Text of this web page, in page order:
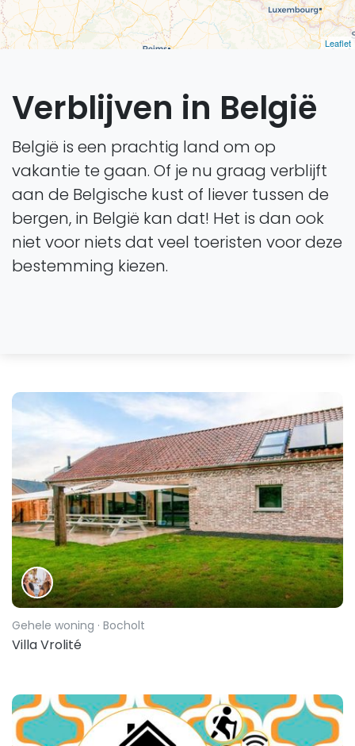
Leaflet
Verblijven in België
België is een prachtig land om op
vakantie te gaan. Of je nu graag verblijft
aan de Belgische kust of liever tussen de
bergen, in België kan dat! Het is dan ook
niet voor niets dat veel toeristen voor deze
bestemming kiezen.
Gehele woning · Bocholt
Villa Vrolité